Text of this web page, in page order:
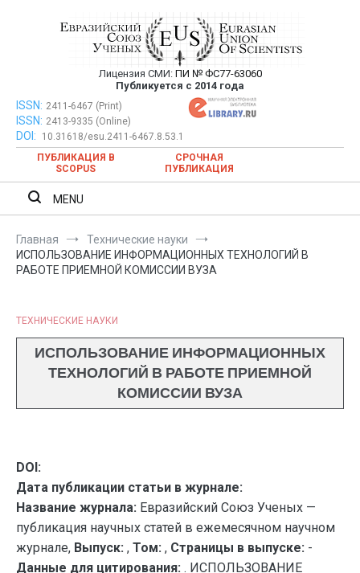
Евразийский Союз Ученых —
публикация научных статей в
ежемесячном научном журнале
Лицензия СМИ: ПИ № ФС77-63060
Публикуется с 2014 года
Евразийский Союз Ученых — публикация научных статей в
ежемесячном научном журнале
ISSN: 2411-6467 (Print)
ISSN: 2413-9335 (Online)
DOI:
10.31618/esu.2411-6467.8.53.1
ПУБЛИКАЦИЯ В
SCOPUS
СРОЧНАЯ
ПУБЛИКАЦИЯ
MENU
Главная
Технические науки
ИСПОЛЬЗОВАНИЕ ИНФОРМАЦИОННЫХ ТЕХНОЛОГИЙ В
РАБОТЕ ПРИЕМНОЙ КОМИССИИ ВУЗА
ТЕХНИЧЕСКИЕ НАУКИ
ИСПОЛЬЗОВАНИЕ ИНФОРМАЦИОННЫХ
ТЕХНОЛОГИЙ В РАБОТЕ ПРИЕМНОЙ
КОМИССИИ ВУЗА
DOI:
Дата публикации статьи в журнале:
Название журнала: Евразийский Союз Ученых —
публикация научных статей в ежемесячном научном
журнале, Выпуск: , Том: , Страницы в выпуске: -
Данные для цитирования: . ИСПОЛЬЗОВАНИЕ